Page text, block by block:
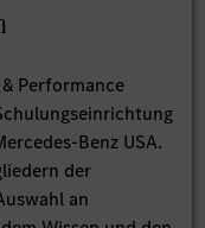
Performance
Benz USA.
der
an